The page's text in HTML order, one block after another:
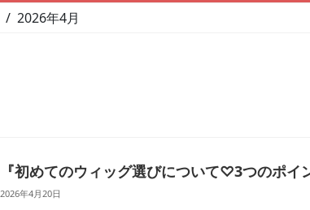
2026年4月
『初めてのウィッグ選びについて♡3つのポイ
2026年4月20日